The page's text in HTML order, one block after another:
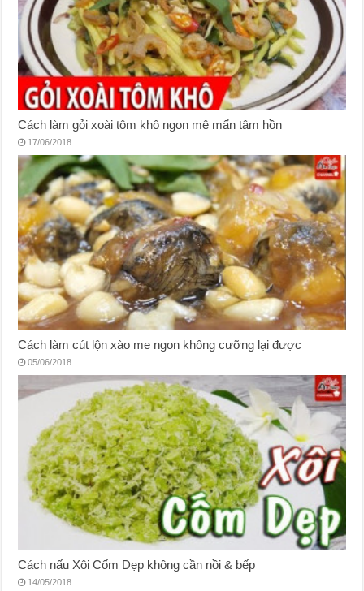
Cách làm gỏi xoài tôm khô ngon mê mẩn tâm hồn
17/06/2018
Cách làm cút lộn xào me ngon không cưỡng lại được
05/06/2018
Cách nấu Xôi Cốm Dẹp không cần nồi & bếp
14/05/2018